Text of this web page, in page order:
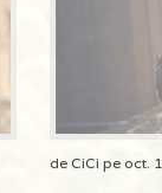
de CiCi pe oct.